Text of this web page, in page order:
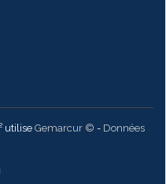
utilise Gemarcur © - Données